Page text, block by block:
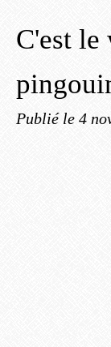
C'est le
Publié le 4